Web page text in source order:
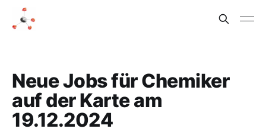
Neue Jobs für Chemiker
auf der Karte am
19.12.2024